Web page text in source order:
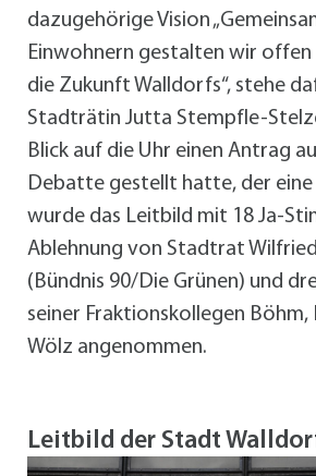
dazugehörige Vision
Einwohnern gestalten wir offen
die Zukunft Walldorfs“, stehe
Stadträtin Jutta Stempfle-
Blick auf die Uhr einen Antrag
Debatte gestellt hatte, der
wurde das Leitbild mit 18 Ja-
Ablehnung von Stadtrat
(Bündnis 90/Die Grünen) und
seiner Fraktionskollegen Böhm,
Wölz angenommen.
Leitbild der Stadt